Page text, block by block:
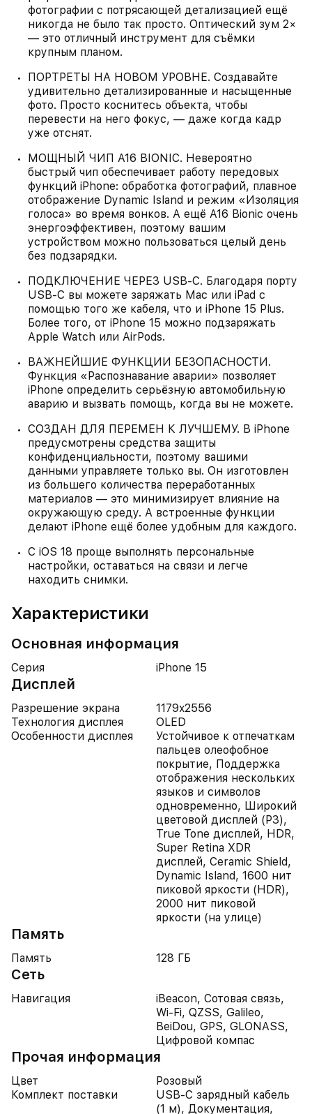
фотографии с потрясающей детализацией ещё
никогда не было так просто. Оптический зум 2×
— это отличный инструмент для съёмки
крупным планом.
ПОРТРЕТЫ НА НОВОМ УРОВНЕ. Создавайте
удивительно детализированные и насыщенные
фото. Просто коснитесь объекта, чтобы
перевести на него фокус, — даже когда кадр
уже отснят.
МОЩНЫЙ ЧИП A16 BIONIC. Невероятно
быстрый чип обеспечивает работу передовых
функций iPhone: обработка фотографий, плавное
отображение Dynamic Island и режим «Изоляция
голоса» во время вонков. А ещё A16 Bionic очень
энергоэффективен, поэтому вашим
устройством можно пользоваться целый день
без подзарядки.
ПОДКЛЮЧЕНИЕ ЧЕРЕЗ USB‑C. Благодаря порту
USB‑C вы можете заряжать Mac или iPad с
помощью того же кабеля, что и iPhone 15 Plus.
Более того, от iPhone 15 можно подзаряжать
Apple Watch или AirPods.
ВАЖНЕЙШИЕ ФУНКЦИИ БЕЗОПАСНОСТИ.
Функция «Распознавание аварии» позволяет
iPhone определить серьёзную автомобильную
аварию и вызвать помощь, когда вы не можете.
СОЗДАН ДЛЯ ПЕРЕМЕН К ЛУЧШЕМУ. В iPhone
предусмотрены средства защиты
конфиденциальности, поэтому вашими
данными управляете только вы. Он изготовлен
из большего количества переработанных
материалов — это минимизирует влияние на
окружающую среду. А встроенные функции
делают iPhone ещё более удобным для каждого.
С iOS 18 проще выполнять персональные
настройки, оставаться на связи и легче
находить снимки.
Характеристики
Основная информация
Серия iPhone 15
Дисплей
Разрешение экрана
1179x2556
Технология дисплея
OLED
Особенности дисплея
Устойчивое к отпечаткам
пальцев олеофобное
покрытие, Поддержка
отображения нескольких
языков и символов
одновременно, Широкий
цветовой дисплей (P3),
True Tone дисплей, HDR,
Super Retina XDR
дисплей, Ceramic Shield,
Dynamic Island, 1600 нит
пиковой яркости (HDR),
2000 нит пиковой
яркости (на улице)
Память
Память 128 ГБ
Сеть
Навигация
iBeacon, Сотовая связь,
Wi-Fi, QZSS, Galileo,
BeiDou, GPS, GLONASS,
Цифровой компас
Прочая информация
Цвет
Розовый
Комплект поставки
USB-C зарядный кабель
(1 м), Документация,